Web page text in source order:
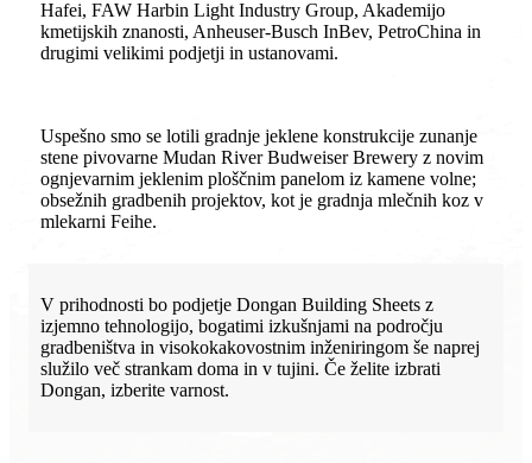
Hafei, FAW Harbin Light Industry Group, Akademijo
kmetijskih znanosti, Anheuser-Busch InBev, PetroChina in
drugimi velikimi podjetji in ustanovami.
Uspešno smo se lotili gradnje jeklene konstrukcije zunanje
stene pivovarne Mudan River Budweiser Brewery z novim
ognjevarnim jeklenim ploščnim panelom iz kamene volne;
obsežnih gradbenih projektov, kot je gradnja mlečnih koz v
mlekarni Feihe.
V prihodnosti bo podjetje Dongan Building Sheets z
izjemno tehnologijo, bogatimi izkušnjami na področju
gradbeništva in visokokakovostnim inženiringom še naprej
služilo več strankam doma in v tujini. Če želite izbrati
Dongan, izberite varnost.